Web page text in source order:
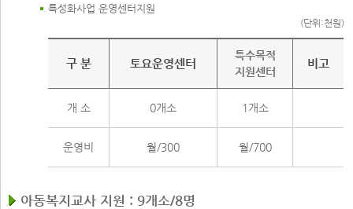
특성화사업 운영센터지원
(단위:천원)
구 분 토요운영센터
특수목적
지원센터
비고
개 소 0개소 1개소
운영비 월/300 월/700
아동복지교사 지원 : 9개소/8명